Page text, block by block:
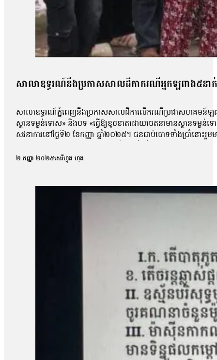
សាលាឧទ្ធរណ៍នឹងប្រកាសសាលដីកាករណីអ្នកឡពាង៥នាក់
សាលាឧទ្ធរណ៍ភ្នំពេញនឹងប្រកាសសាលដីកាលើករណីប្រជាសហគមន៍ឡពា
ស្ថានទម្ងន់ទោស» និងបទ «ធ្វើឱ្យខូចខាតដោយចេតនាមានស្ថាន
សវនាការនៅថ្ងៃទី២ ខែកញ្ញា ឆ្នាំ២០២៥។ ជនជាប់ចោទទាំងប្រ
កាសែតបន្ទាប់ពីលោកចេញពីសវនាការថា តុលាការបានចោទសួរលោក
មុនមកវាមិនសូវរំពឹងប៉ុន្មានទេ អារឿងតុលាការ រឿងយុត្តិធម៌រឿងនេ
សម្ដេចបវធិបតី ហ៊ុន ម៉ាណែត សូមឱ្យគាត់ឡើងថ្មីធ្វើនាយករដ្ឋមន្ត្រីម
បាត់បង់ដីធ្លី»។ រីឯភរិយារបស់លោក ស្ងួន ញឿន គឺអ្នកស្រី អុំ សុភី បានច
ដោយសារតែក្រុមហ៊ុនជាអ្នកបំពានមកលើពួកខ្ញុំ បែរជាពួកគាត់មិនមាន
បំផ្លាញរបស់ទ្រព្យគេទេ»។ អ្នកស្រី អុំ សុភី ថាអ្នកស្រីនឹងប្ដឹងបន្តទ
អង្គការលីកាដូលោក អំ សំអាត មានប្រសាសន៍ថា ករណីដីធ្លីនៅភូមិឡព
តំណាងសហគមន៍ និងសមាជិកសហគមន៍ជាច្រើនត្រូវបានជាប់ពន្ធនា
រឿងនៅសាលាឧទ្ធរណ៍នេះ ពួកគាត់គួរត្រូវបានទទួលការលើកលែងច
ខេត្តកំពង់ឆ្នាំង មានជម្លោះដីធ្លីជាមួយក្រុមហ៊ុន ខេ.ឌី.ស៊ី (KDC) ដែ
ចំនួន១០៨គ្រួសារ។ ពលរដ្ឋដែលរងផលប៉ះពាល់បានតវ៉ាទាមទារ
ចំនួន៥នាក់គឺ លោក សៀង ហេង លោក ម៉ាង យ៉ាវ លោក គុជ…
២ កញ្ញា ២០២៥សេរីហ្វុង ហុង